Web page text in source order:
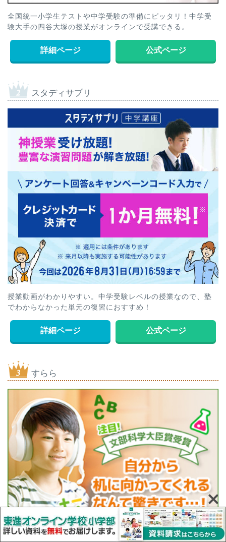
全国統一小学生テストや中学受験の準備にピッタリ！中学受
験大手の四谷大塚の授業がオンラインで受講できる。
詳細ページ 公式ページ
スタディサプリ
授業動画がわかりやすい。中学受験レベルの授業なので、塾
でわからなかった単元の復習におすすめ！
詳細ページ 公式ページ
すらら